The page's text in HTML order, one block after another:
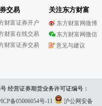
交易
财富证券开户
财富在线交易
财富证券交易
关注东方财富
东方财富网微博
东方财富网微信
意见与建议
经营证券期货业务许可证编号：
报:021-61278686 举报邮箱：
备05006054号-11
沪公网安备